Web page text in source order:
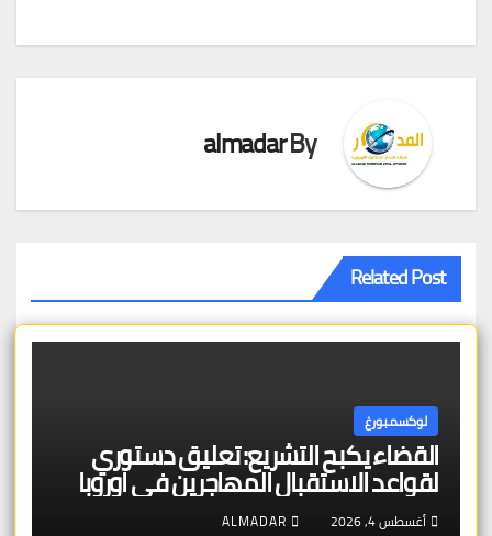
By
almadar
Related Post
لوكسمبورغ
القضاء يكبح التشريع: تعليق دستوري
لقواعد الاستقبال المهاجرين في اوروبا
أغسطس 4, 2026 ALMADAR